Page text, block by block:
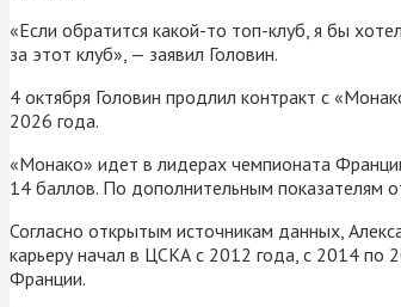
«Если обратится какой-то топ-клуб, я бы
за этот клуб», — заявил Головин.
4 октября Головин продлил контракт с
2026 года.
«Монако» идет в лидерах чемпионата
14 баллов. По дополнительным показателям
Согласно открытым источникам данных,
карьеру начал в ЦСКА с 2012 года, с 2014 по
Франции.